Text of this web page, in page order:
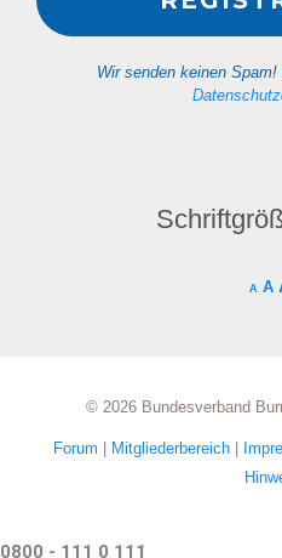
Wir senden keinen
A A
© 2026 Bundesverband
Forum | Mitgliederbereich |
0800 - 111 0 111